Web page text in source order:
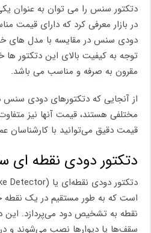
دتکتور سنس را می توان به عنوان
در بازار معرفی کرد که دارای قیمت
دودی سنس در مقایسه با مدل های
توجه به کیفیت بالای این دتکتور
مقرون به صرفه و مناسب می باشد.
از آنجایی که دتکتورهای دودی سنس
مختلفی هستند، قیمت آنها نیز
قیمت دقیق می‌توانید با کارشناسان
دتکتور دودی نقطه
است که به طور مستقیم در یک
نقطه به تشخیص دود می‌پردازد. این
سقف‌ها یا دیوارها نصب می‌شوند و